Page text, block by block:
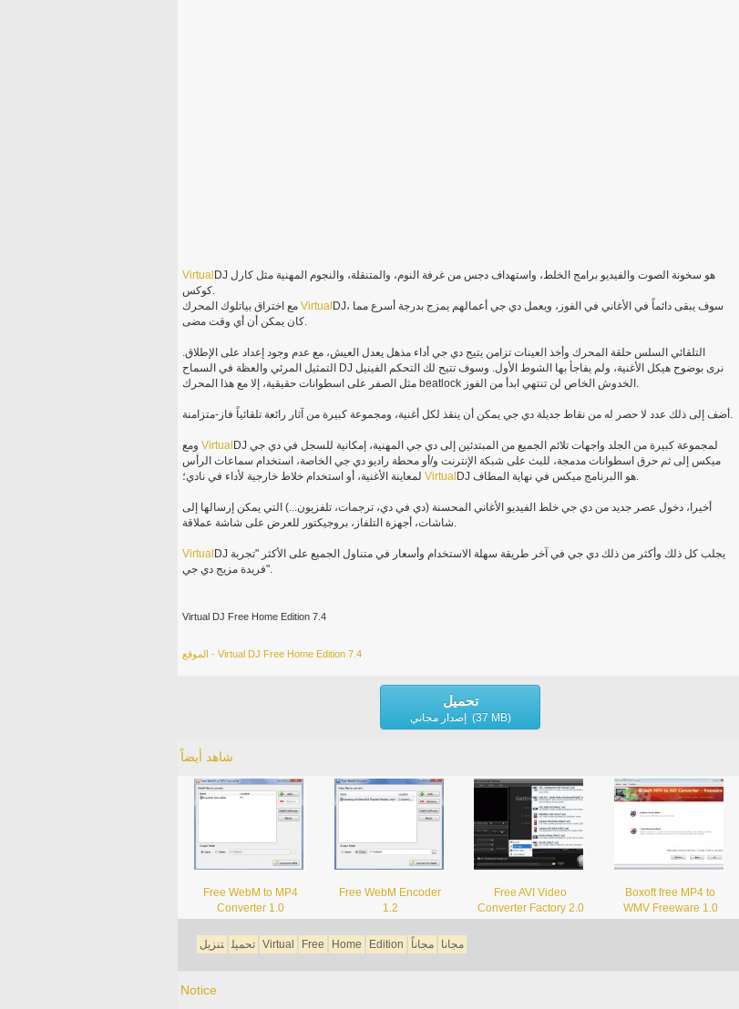
Virtual DJ هو سخونة الصوت والفيديو برامج الخلط، واستهداف دجس من غرفة النوم، والمتنقلة، والنجوم المهنية مثل كارل
كوكس.
مع اختراق بياتلوك المحرك Virtual DJ، سوف يبقى دائماً في الأغاني في الفوز، ويعمل دي جي أعمالهم يمزج بدرجة أسرع مما
كان يمكن أن أي وقت مضى.
التلقائي السلس حلقة المحرك وأخذ العينات تزامن يتيح دي جي أداء مذهل يعدل العيش، مع عدم وجود إعداد على الإطلاق.
التمثيل المرئي والعظة في السماح DJ نرى بوضوح هيكل الأغنية، ولم يفاجأ بها الشوط الأول. وسوف تتيح لك التحكم الفينيل
مثل الصفر على اسطوانات حقيقية، إلا مع هذا المحرك beatlock الخدوش الخاص لن تنتهي ابدأ من الفوز.
أضف إلى ذلك عدد لا حصر له من نقاط جديلة دي جي يمكن أن ينقذ لكل أغنية، ومجموعة كبيرة من آثار رائعة تلقائياً فاز-متزامنة.
Virtual DJ لمجموعة كبيرة من الجلد واجهات تلائم الجميع من المبتدئين إلى دي جي المهنية، إمكانية للسجل في دي جي
ميكس إلى ثم حرق اسطوانات مدمجة، للبث على شبكة الإنترنت و/أو محطة راديو دي جي الخاصة، استخدام سماعات الرأس
Virtual DJ هو االبرنامج ميكس في نهاية المطاف.
أخيرا، دخول عصر جديد من دي جي خلط الفيديو الأغاني المحسنة (دي في دي، ترجمات، تلفزيون...) التي يمكن إرسالها إلى
شاشات، أجهزة التلفاز، بروجيكتور للعرض على شاشة عملاقة.
Virtual DJ يجلب كل ذلك وأكثر من ذلك دي جي في آخر طريقة سهلة الاستخدام وأسعار في متناول الجميع على الأكثر "تجربة
فريدة مزيج دي جي".
Virtual DJ Free Home Edition 7.4
الموقع - Virtual DJ Free Home Edition 7.4
تحميل
إصدار مجاني (37 MB)
شاهد أيضاً
Free WebM to MP4
Converter 1.0
Free WebM Encoder
1.2
Free AVI Video
Converter Factory 2.0
Boxoft free MP4 to
WMV Freeware 1.0
تحميل تنزيل Virtual Free Home Edition مجانا مجاناً
Notice